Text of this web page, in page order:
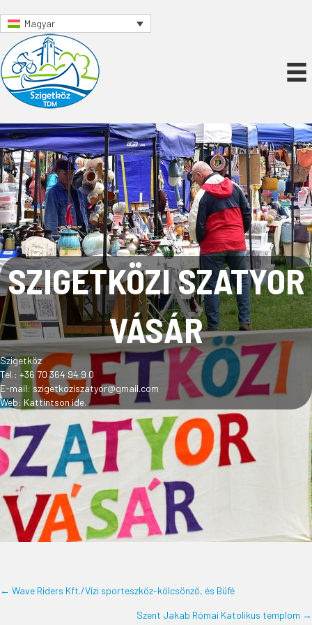
Magyar
SZIGETKÖZI SZATYOR
VÁSÁR
Szigetköz
Tel.: +36 70 364 94 9 0
E-mail: szigetkoziszatyor@gmail.com
Web: Kattintson ide.
POSTS
← Wave Riders Kft./Vízi sporteszköz-kölcsönző, és Büfé
Szent Jakab Római Katolikus templom →